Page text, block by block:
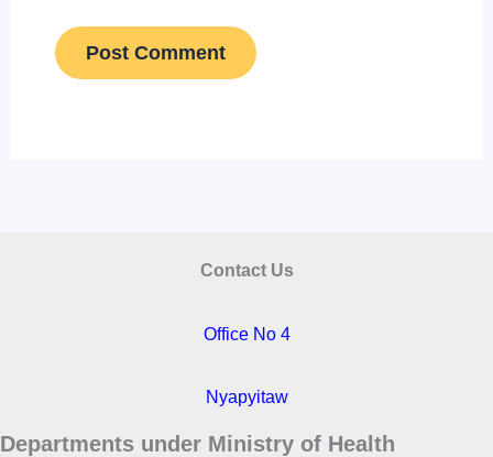
Contact Us
Office No 4
Nyapyitaw
Departments under Ministry of Health